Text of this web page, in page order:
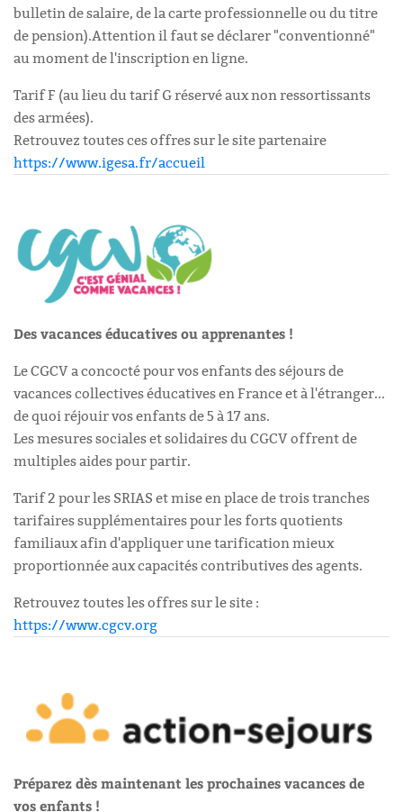
bulletin de salaire, de la carte professionnelle ou du titre
de pension).Attention il faut se déclarer "conventionné"
au moment de l'inscription en ligne.
Tarif F (au lieu du tarif G réservé aux non ressortissants
des armées).
Retrouvez toutes ces offres sur le site partenaire
https://www.igesa.fr/accueil
Des vacances éducatives ou apprenantes !
Le CGCV a concocté pour vos enfants des séjours de
vacances collectives éducatives en France et à l'étranger...
de quoi réjouir vos enfants de 5 à 17 ans.
Les mesures sociales et solidaires du CGCV offrent de
multiples aides pour partir.
Tarif 2 pour les SRIAS et mise en place de trois tranches
tarifaires supplémentaires pour les forts quotients
familiaux afin d'appliquer une tarification mieux
proportionnée aux capacités contributives des agents.
Retrouvez toutes les offres sur le site :
https://www.cgcv.org
Préparez dès maintenant les prochaines vacances de
vos enfants !